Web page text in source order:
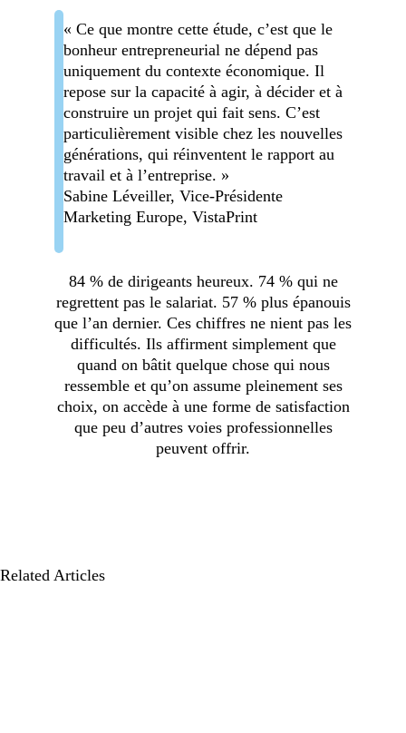
« Ce que montre cette étude, c’est que le
bonheur entrepreneurial ne dépend pas
uniquement du contexte économique. Il
repose sur la capacité à agir, à décider et à
construire un projet qui fait sens. C’est
particulièrement visible chez les nouvelles
générations, qui réinventent le rapport au
travail et à l’entreprise. »
Sabine Léveiller, Vice-Présidente
Marketing Europe, VistaPrint
84 % de dirigeants heureux. 74 % qui ne
regrettent pas le salariat. 57 % plus épanouis
que l’an dernier. Ces chiffres ne nient pas les
difficultés. Ils affirment simplement que
quand on bâtit quelque chose qui nous
ressemble et qu’on assume pleinement ses
choix, on accède à une forme de satisfaction
que peu d’autres voies professionnelles
peuvent offrir.
Related Articles